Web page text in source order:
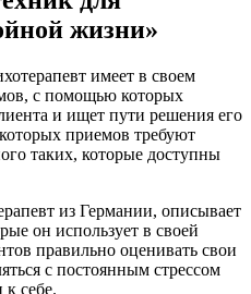
жизни»
имеет в своем
с помощью которых
и ищет пути решения его
приемов требуют
таких, которые доступны
из Германии, описывает
он использует в своей
правильно оценивать свои
с постоянным стрессом
себе.